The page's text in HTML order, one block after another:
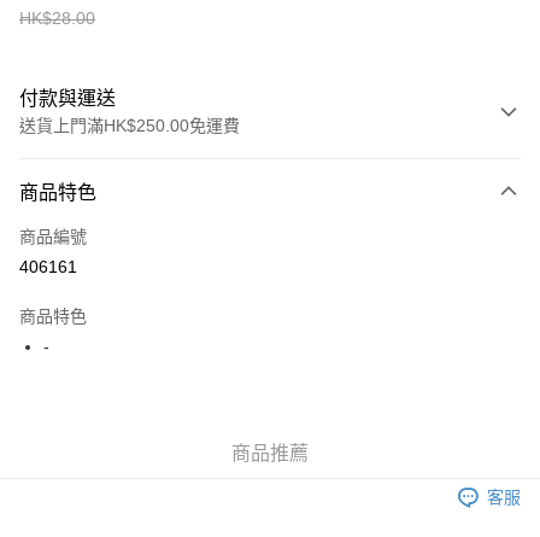
HK$28.00
付款與運送
送貨上門滿HK$250.00免運費
信用卡
Apple Pay
JD京東物流，訂單確認發貨後2-4個工作天送達
商品特色
商品編號
406161
商品特色
-
商品推薦
客服